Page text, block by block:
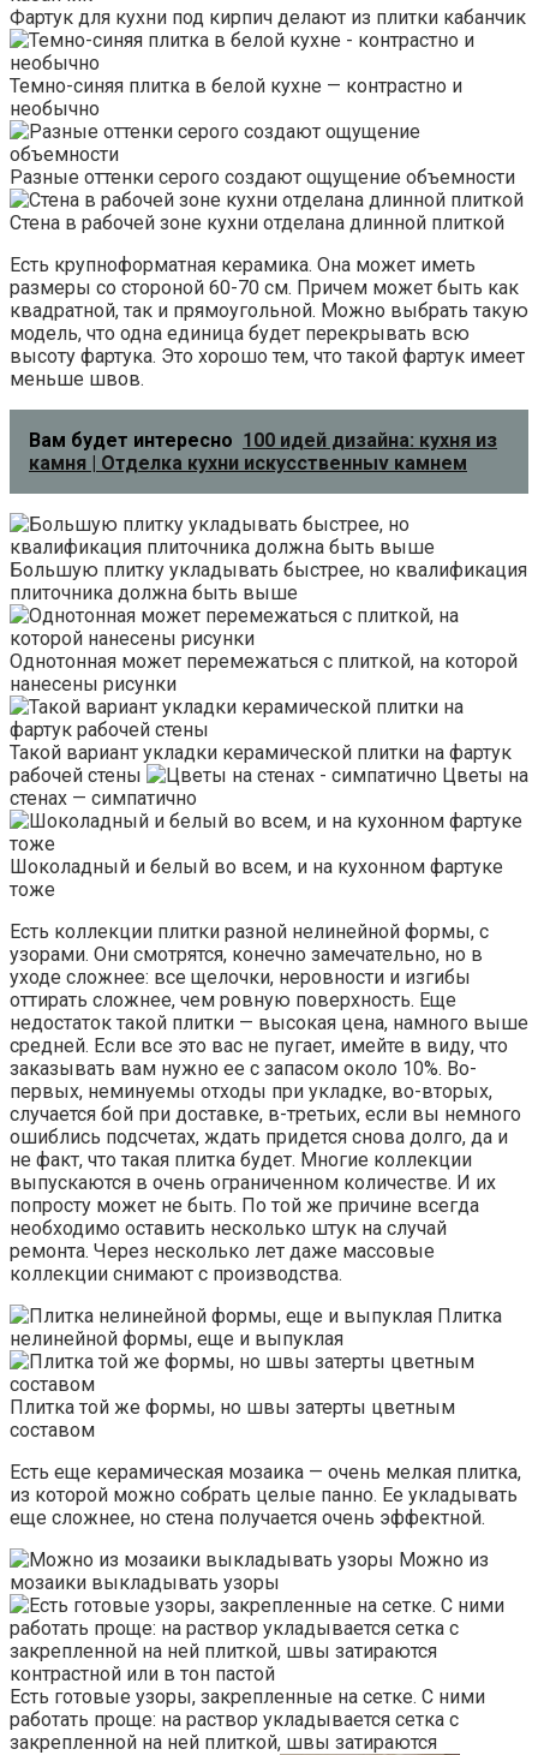
Фартук для кухни под кирпич делают из плитки кабанчик
Темно-синяя плитка в белой кухне — контрастно и
необычно
Разные оттенки серого создают ощущение объемности
Стена в рабочей зоне кухни отделана длинной плиткой
Есть крупноформатная керамика. Она может иметь
размеры со стороной 60-70 см. Причем может быть как
квадратной, так и прямоугольной. Можно выбрать такую
модель, что одна единица будет перекрывать всю
высоту фартука. Это хорошо тем, что такой фартук имеет
меньше швов.
Вам будет интересно 100 идей дизайна: кухня из
камня | Отделка кухни искусственныv камнем
Большую плитку укладывать быстрее, но квалификация
плиточника должна быть выше
Однотонная может перемежаться с плиткой, на которой
нанесены рисунки
Такой вариант укладки керамической плитки на фартук
рабочей стены
Цветы на
стенах — симпатично
Шоколадный и белый во всем, и на кухонном фартуке
тоже
Есть коллекции плитки разной нелинейной формы, с
узорами. Они смотрятся, конечно замечательно, но в
уходе сложнее: все щелочки, неровности и изгибы
оттирать сложнее, чем ровную поверхность. Еще
недостаток такой плитки — высокая цена, намного выше
средней. Если все это вас не пугает, имейте в виду, что
заказывать вам нужно ее с запасом около 10%. Во-
первых, неминуемы отходы при укладке, во-вторых,
случается бой при доставке, в-третьих, если вы немного
ошиблись подсчетах, ждать придется снова долго, да и
не факт, что такая плитка будет. Многие коллекции
выпускаются в очень ограниченном количестве. И их
попросту может не быть. По той же причине всегда
необходимо оставить несколько штук на случай
ремонта. Через несколько лет даже массовые
коллекции снимают с производства.
Плитка
нелинейной формы, еще и выпуклая
Плитка той же формы, но швы затерты цветным
составом
Есть еще керамическая мозаика — очень мелкая плитка,
из которой можно собрать целые панно. Ее укладывать
еще сложнее, но стена получается очень эффектной.
Можно из
мозаики выкладывать узоры
Есть готовые узоры, закрепленные на сетке. С ними
работать проще: на раствор укладывается сетка с
закрепленной на ней плиткой, швы затираются